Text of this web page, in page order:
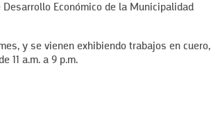
Económico de la Municipalidad
y se vienen exhibiendo trabajos en cuero,
11 a.m. a 9 p.m.